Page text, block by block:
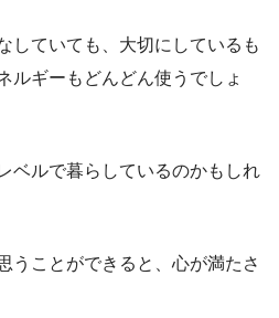
していても、大切にしているも
ルギーもどんどん使うでしょ
ベルで暮らしているのかもしれ
うことができると、心が満たさ